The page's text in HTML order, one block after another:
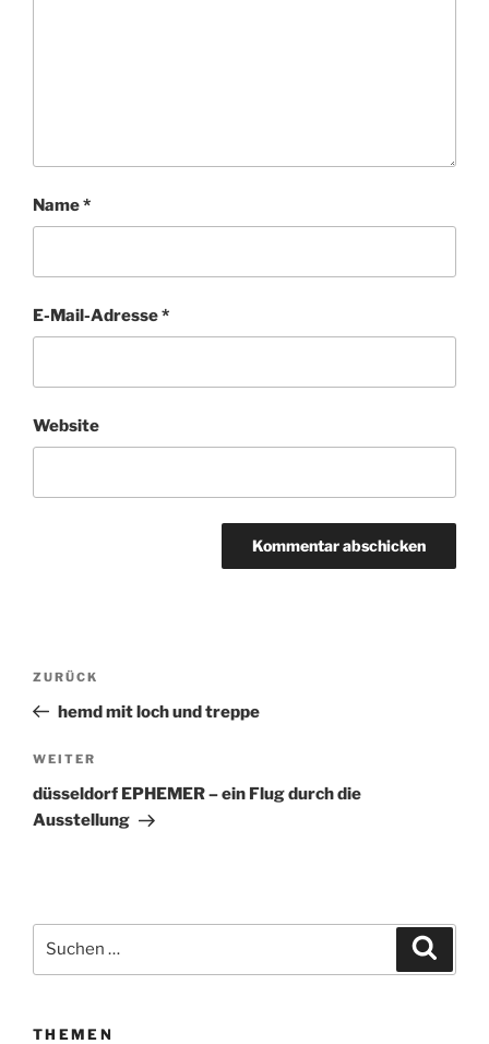
Name*
E-Mail-Adresse*
Website
Beitragsnavigation
Vorheriger
Beitrag
ZURÜCK
hemd mit loch und treppe
Nächster
Beitrag
WEITER
düsseldorf EPHEMER – ein Flug durch die
Ausstellung
Suchen
THEMEN